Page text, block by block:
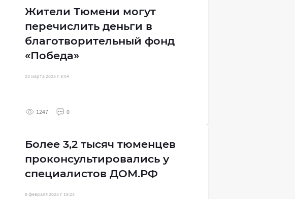
Жители Тюмени могут
перечислить деньги в
благотворительный фонд
«Победа»
23 марта 2025 г. 8:04
1247 0
Более 3,2 тысяч тюменцев
проконсультировались у
специалистов ДОМ.РФ
8 февраля 2025 г. 19:23